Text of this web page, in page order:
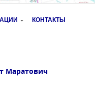
КОНТАКТЫ
Маратович